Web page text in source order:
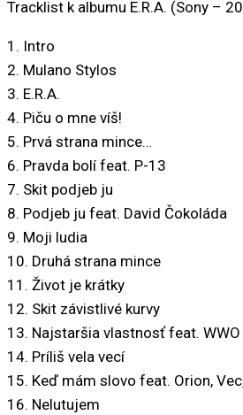
Tracklist k albumu E.R.A. (Sony –
1. Intro
2. Mulano Stylos
3. E.R.A.
4. Piču o mne víš!
5. Prvá strana mince…
6. Pravda bolí feat. P-13
7. Skit podjeb ju
8. Podjeb ju feat. David Čokoláda
9. Moji ludia
10. Druhá strana mince
11. Život je krátky
12. Skit závistlivé kurvy
13. Najstaršia vlastnosť feat. WWO
14. Príliš vela vecí
15. Keď mám slovo feat. Orion,
16. Nelutujem